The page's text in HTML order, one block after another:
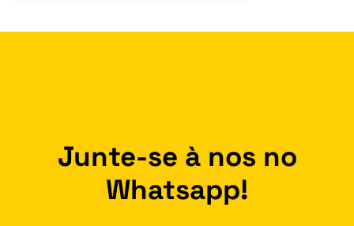
Junte-se à nos no
Whatsapp!